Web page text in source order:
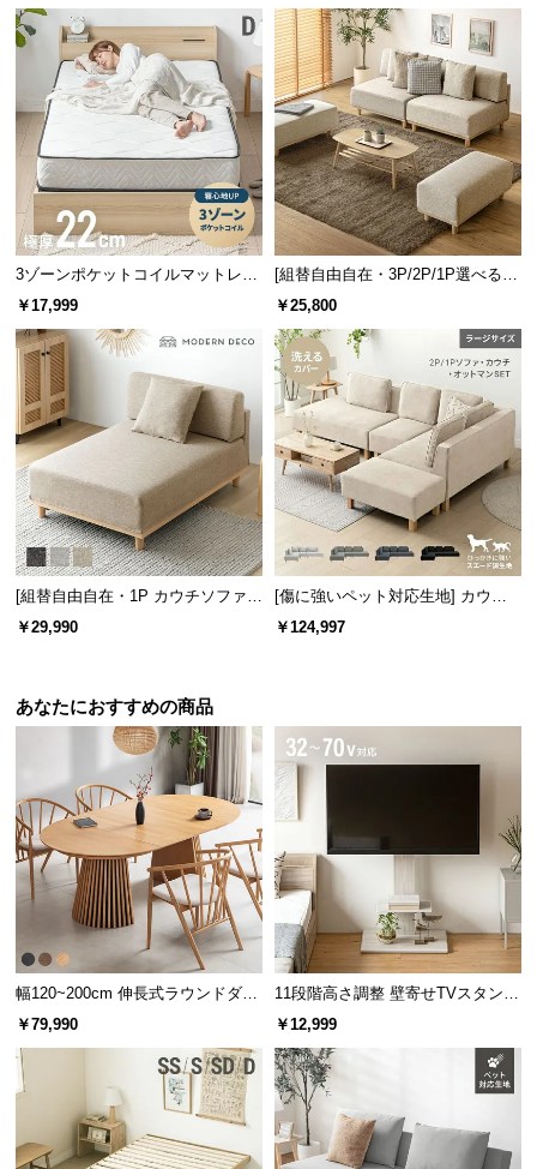
情
報
o.,
3ゾーンポケットコイルマットレス
厚さ22cm D
￥17,999
[組替自由自在・3P/2P/1P選べる]
モジュールソファ アームレス 天然
￥25,800
[組替自由自在・1P カウチソファ]
モジュールソファ アームレス 天然
￥29,990
[傷に強いペット対応生地] カウチ
ソファセット 組替自由自在（カウ
￥124,997
あなたにおすすめの商品
幅120~200cm 伸長式ラウンドダイ
ニングテーブル 6人掛け 天然木突
板 美しい格子デザイン
￥79,990
11段階高さ調整 壁寄せTVスタンド
キャスター付き 上下左右角度調節
￥12,999